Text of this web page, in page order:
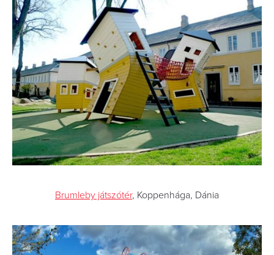
Brumleby játszótér, Koppenhága, Dánia